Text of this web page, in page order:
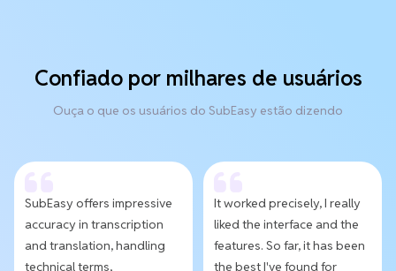
Confiado por milhares de usuários
Ouça o que os usuários do SubEasy estão dizendo
SubEasy offers impressive
accuracy in transcription
and translation, handling
technical terms,
It worked precisely, I really
liked the interface and the
features. So far, it has been
the best I've found for